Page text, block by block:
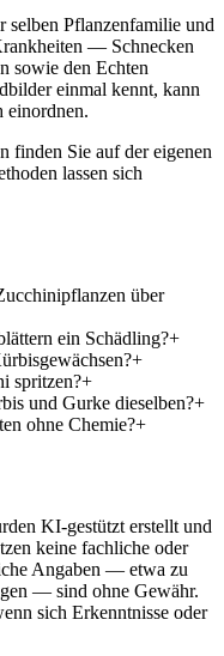
Pflanzenfamilie und
— Schnecken
sowie den Echten
einmal kennt, kann
einordnen.
finden Sie auf der eigenen
lassen sich
über
ein Schädling?+
+
spritzen?+
und Gurke dieselben?+
ohne Chemie?+
KI-gestützt erstellt und
keine fachliche oder
Angaben — etwa zu
— sind ohne Gewähr.
sich Erkenntnisse oder